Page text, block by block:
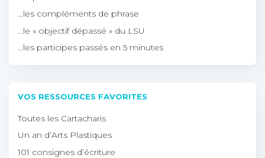
…les compléments de phrase
…le « objectif dépassé » du LSU
…les participes passés en 5 minutes
VOS RESSOURCES FAVORITES
Toutes les Cartacharis
Un an d’Arts Plastiques
101 consignes d’écriture